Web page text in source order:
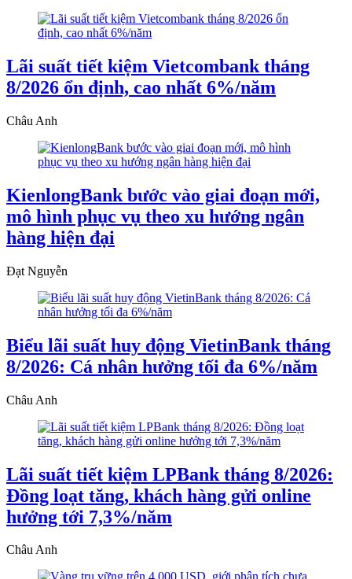
Lãi suất tiết kiệm Vietcombank tháng
8/2026 ổn định, cao nhất 6%/năm
Châu Anh
KienlongBank bước vào giai đoạn mới,
mô hình phục vụ theo xu hướng ngân
hàng hiện đại
Đạt Nguyễn
Biểu lãi suất huy động VietinBank tháng
8/2026: Cá nhân hưởng tối đa 6%/năm
Châu Anh
Lãi suất tiết kiệm LPBank tháng 8/2026:
Đồng loạt tăng, khách hàng gửi online
hưởng tới 7,3%/năm
Châu Anh